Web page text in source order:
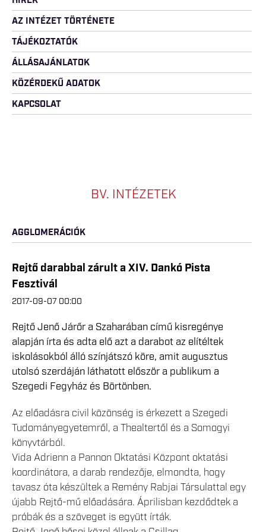
AZ INTÉZET TÖRTÉNETE
TÁJÉKOZTATÓK
ÁLLÁSAJÁNLATOK
KÖZÉRDEKŰ ADATOK
KAPCSOLAT
BV. INTÉZETEK
AGGLOMERÁCIÓK
Rejtő darabbal zárult a XIV. Dankó Pista
Fesztivál
2017-09-07 00:00
Rejtő Jenő Járőr a Szaharában című kisregénye
alapján írta és adta elő azt a darabot az elítéltek
iskolásokból álló színjátszó köre, amit augusztus
utolsó szerdáján láthatott először a publikum a
Szegedi Fegyház és Börtönben.
Az előadásra civil közönség is érkezett a Szegedi
Tudományegyetemről, a Thealtertől és a Somogyi
könyvtárból.
Vida Adrienn a Pannon Oktatási Központ oktatási
koordinátora, a darab rendezője, elmondta, hogy
tavasz óta készültek a Remény Rabjai Társulattal egy
újabb Rejtő-mű előadására. Áprilisban kezdődtek a
próbák és a szöveget is együtt írták.